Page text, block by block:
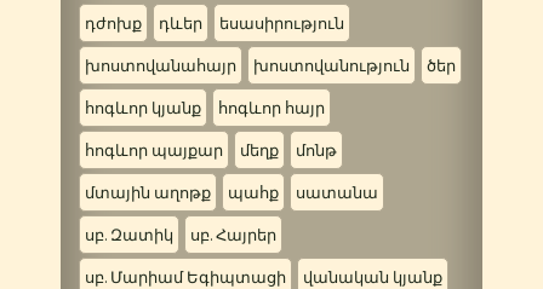
դժոխք դևեր եսասիրություն
խոստովանահայր խոստովանություն ծեր
հոգևոր կյանք հոգևոր հայր
հոգևոր պայքար մեղք մոնթ
մտային աղոթք պահք սատանա
սբ. Զատիկ սբ. Հայրեր
սբ. Մարիամ Եգիպտացի վանական կյանք